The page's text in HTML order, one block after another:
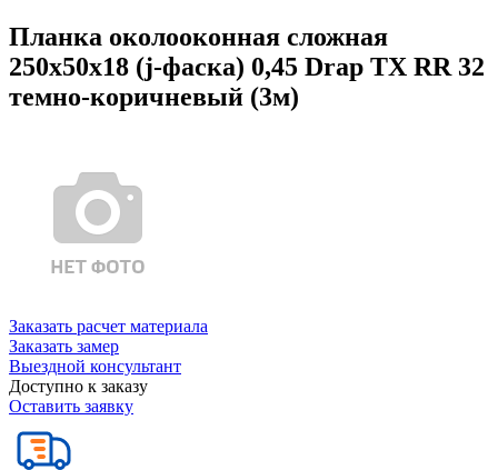
Планка околооконная сложная
250х50х18 (j-фаска) 0,45 Drap TX RR 32
темно-коричневый (3м)
Заказать расчет материала
Заказать замер
Выездной консультант
Доступно к заказу
Оставить заявку